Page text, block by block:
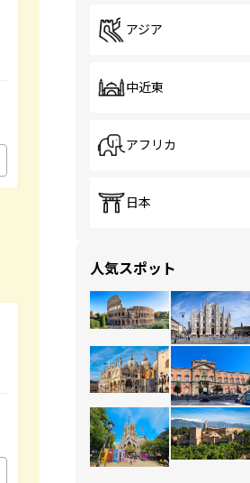
アジア
中近東
アフリカ
日本
人気スポット